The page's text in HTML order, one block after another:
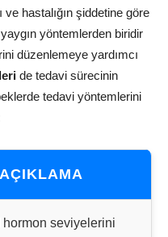
hastalığın şiddetine göre
yöntemlerden biridir
düzenlemeye yardımcı
de tedavi sürecinin
tedavi yöntemlerini
AÇIKLAMA
hormon seviyelerini